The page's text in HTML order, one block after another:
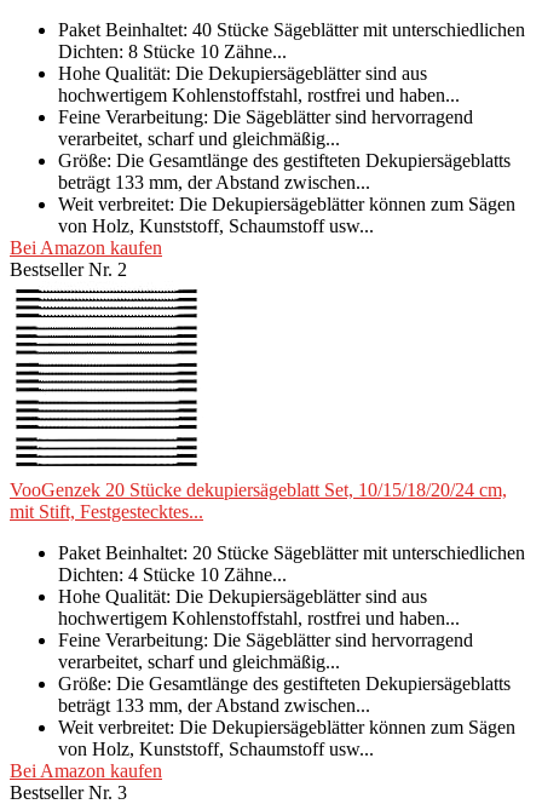
Paket Beinhaltet: 40 Stücke Sägeblätter mit unterschiedlichen
Dichten: 8 Stücke 10 Zähne...
Hohe Qualität: Die Dekupiersägeblätter sind aus
hochwertigem Kohlenstoffstahl, rostfrei und haben...
Feine Verarbeitung: Die Sägeblätter sind hervorragend
verarbeitet, scharf und gleichmäßig...
Größe: Die Gesamtlänge des gestifteten Dekupiersägeblatts
beträgt 133 mm, der Abstand zwischen...
Weit verbreitet: Die Dekupiersägeblätter können zum Sägen
von Holz, Kunststoff, Schaumstoff usw...
Bei Amazon kaufen
Bestseller Nr. 2
VooGenzek 20 Stücke dekupiersägeblatt Set, 10/15/18/20/24 cm,
mit Stift, Festgestecktes...
Paket Beinhaltet: 20 Stücke Sägeblätter mit unterschiedlichen
Dichten: 4 Stücke 10 Zähne...
Hohe Qualität: Die Dekupiersägeblätter sind aus
hochwertigem Kohlenstoffstahl, rostfrei und haben...
Feine Verarbeitung: Die Sägeblätter sind hervorragend
verarbeitet, scharf und gleichmäßig...
Größe: Die Gesamtlänge des gestifteten Dekupiersägeblatts
beträgt 133 mm, der Abstand zwischen...
Weit verbreitet: Die Dekupiersägeblätter können zum Sägen
von Holz, Kunststoff, Schaumstoff usw...
Bei Amazon kaufen
Bestseller Nr. 3